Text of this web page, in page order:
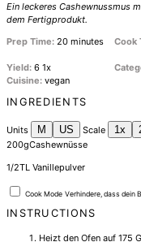
Ein leckeres Cashewnussmus
dem Fertigprodukt.
Prep Time: 20 minutes Cook
Yield: 6 1x
Cuisine: vegan
INGREDIENTS
Units M US Scale 1x
200gCashewnüsse
1/2TL Vanillepulver
Cook Mode Verhindere, dass dein
INSTRUCTIONS
Heizt den Ofen auf 175